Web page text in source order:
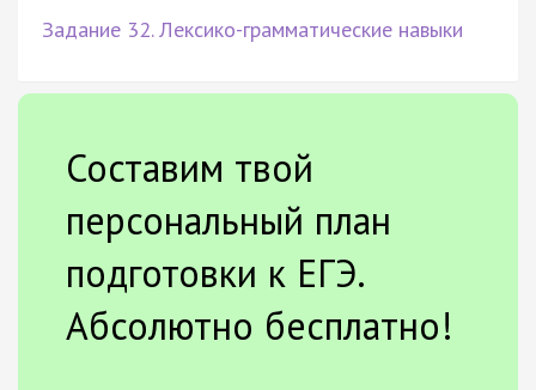
Задание 32. Лексико-грамматические навыки
Составим твой
персональный план
подготовки к ЕГЭ.
Абсолютно бесплатно!